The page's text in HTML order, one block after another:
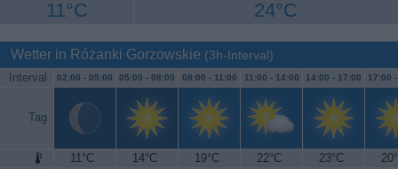
11°C 24°C
Wetter in Różanki Gorzowskie (3h-Interval)
Interval 02:00 - 05:00 05:00 - 08:00 08:00 - 11:00 11:00 - 14:00 14:00 - 17:00 17:00
Tag
11°C 14°C 19°C 22°C 23°C
25°C